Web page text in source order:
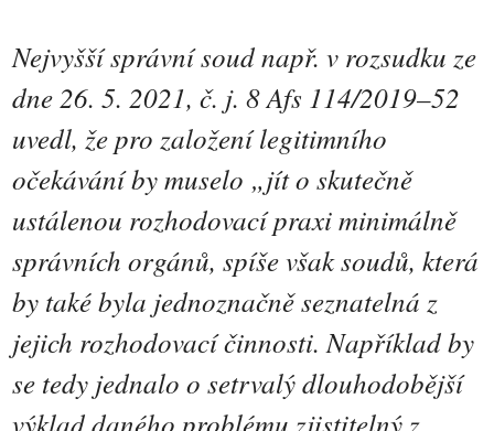
Nejvyšší správní soud např. v rozsudku ze
dne 26. 5. 2021, č. j. 8 Afs 114/2019–52
uvedl, že pro založení legitimního
očekávání by muselo „jít o skutečně
ustálenou rozhodovací praxi minimálně
správních orgánů, spíše však soudů, která
by také byla jednoznačně seznatelná z
jejich rozhodovací činnosti. Například by
se tedy jednalo o setrvalý dlouhodobější